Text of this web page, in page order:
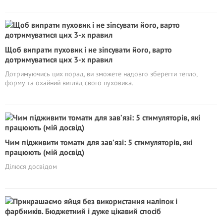
Щоб випрати пуховик і не зіпсувати його, варто
дотримуватися цих 3-х правил
Дотримуючись цих порад, ви зможете надовго зберегти тепло,
форму та охайний вигляд свого пуховика.
Чим підживити томати для зав’язі: 5 стимуляторів, які
працюють (мій досвід)
Ділюся досвідом